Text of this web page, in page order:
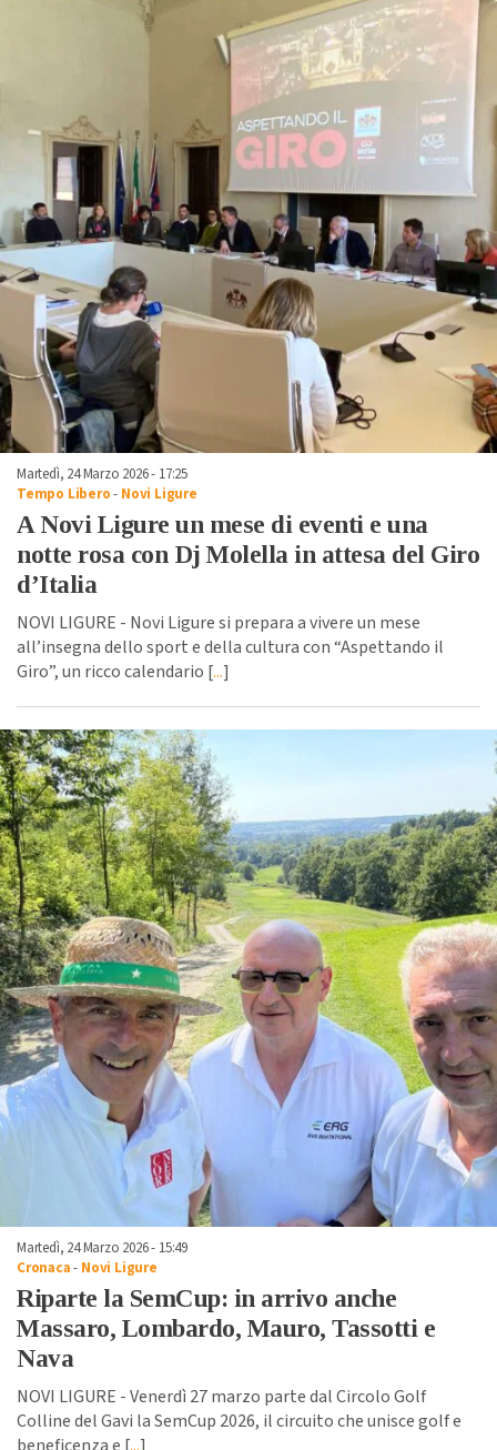
Martedì, 24 Marzo 2026 - 17:25
Tempo Libero- Novi Ligure
A Novi Ligure un mese di eventi e una
notte rosa con Dj Molella in attesa del Giro
d’Italia
NOVI LIGURE - Novi Ligure si prepara a vivere un mese
all’insegna dello sport e della cultura con “Aspettando il
Giro”, un ricco calendario [...]
Martedì, 24 Marzo 2026 - 15:49
Cronaca- Novi Ligure
Riparte la SemCup: in arrivo anche
Massaro, Lombardo, Mauro, Tassotti e
Nava
NOVI LIGURE - Venerdì 27 marzo parte dal Circolo Golf
Colline del Gavi la SemCup 2026, il circuito che unisce golf e